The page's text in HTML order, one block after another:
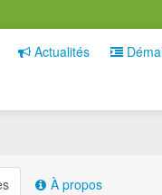
Actualités
À propos